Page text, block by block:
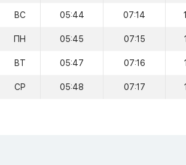
ВС 05:44 07:14
ПН 05:45 07:15
ВТ 05:47 07:16
СР 05:48 07:17